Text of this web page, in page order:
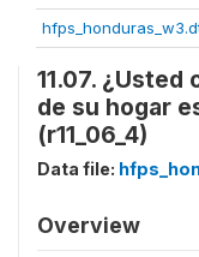
11.07. ¿Usted
de su hogar
(r11_06_4)
Data file:
Overview